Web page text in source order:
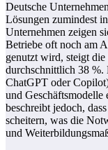
Deutsche
Lösungen zumindest
Unternehmen zeigen
Betriebe oft noch am
genutzt wird, steigt
durchschnittlich 38 %.
ChatGPT oder
und
beschreibt jedoch,
scheitern, was die
und